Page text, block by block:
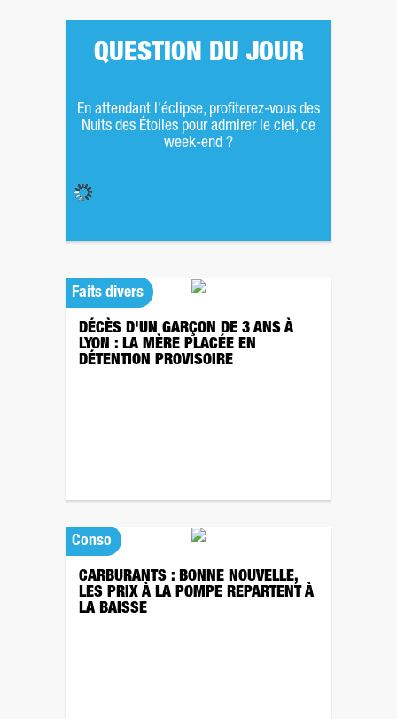
QUESTION DU JOUR
En attendant l'éclipse, profiterez-vous des
Nuits des Étoiles pour admirer le ciel, ce
week-end ?
Faits divers
DÉCÈS D'UN GARÇON DE 3 ANS À
LYON : LA MÈRE PLACÉE EN
DÉTENTION PROVISOIRE
Conso
CARBURANTS : BONNE NOUVELLE,
LES PRIX À LA POMPE REPARTENT À
LA BAISSE